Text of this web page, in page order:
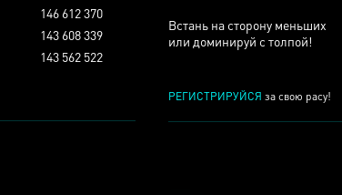
Встань на сторону меньших
или доминируй с толпой!
РЕГИСТРИРУЙСЯ за свою расу!
146 612 370
143 608 339
143 562 522